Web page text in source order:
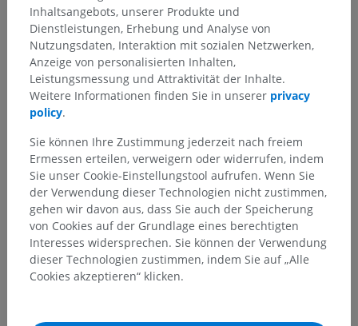
Inhaltsangebots, unserer Produkte und
Dienstleistungen, Erhebung und Analyse von
Nutzungsdaten, Interaktion mit sozialen Netzwerken,
Anzeige von personalisierten Inhalten,
Leistungsmessung und Attraktivität der Inhalte.
Weitere Informationen finden Sie in unserer privacy
policy.
Sie können Ihre Zustimmung jederzeit nach freiem
Ermessen erteilen, verweigern oder widerrufen, indem
Sie unser Cookie-Einstellungstool aufrufen. Wenn Sie
der Verwendung dieser Technologien nicht zustimmen,
gehen wir davon aus, dass Sie auch der Speicherung
von Cookies auf der Grundlage eines berechtigten
Interesses widersprechen. Sie können der Verwendung
dieser Technologien zustimmen, indem Sie auf „Alle
Cookies akzeptieren“ klicken.